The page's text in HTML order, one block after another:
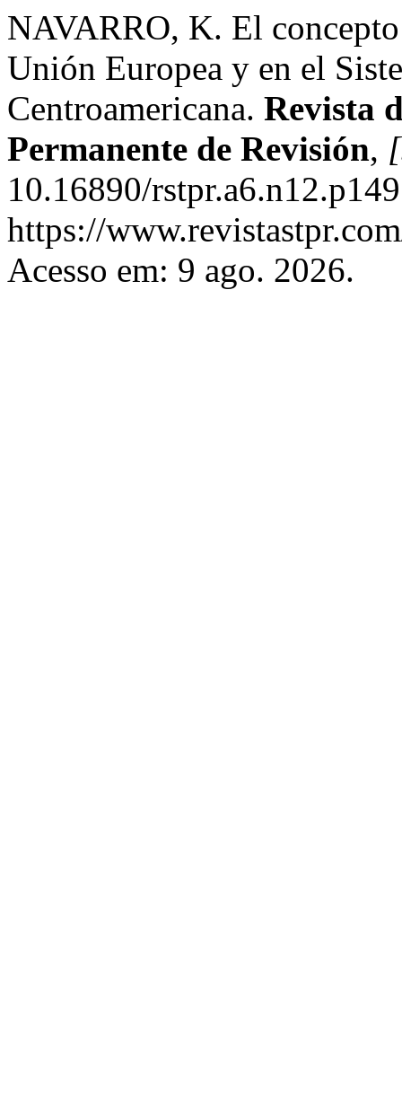
NAVARRO, K. El
Unión Europea y en el
Centroamericana. Revista
Permanente de Revisión,
10.16890/
https://
Acesso em: 9 ago. 2026.